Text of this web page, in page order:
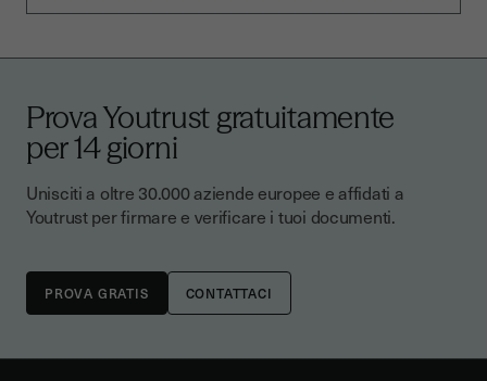
Prova Youtrust gratuitamente
per 14 giorni
Unisciti a oltre 30.000 aziende europee e affidati a
Youtrust per firmare e verificare i tuoi documenti.
CONTATTACI